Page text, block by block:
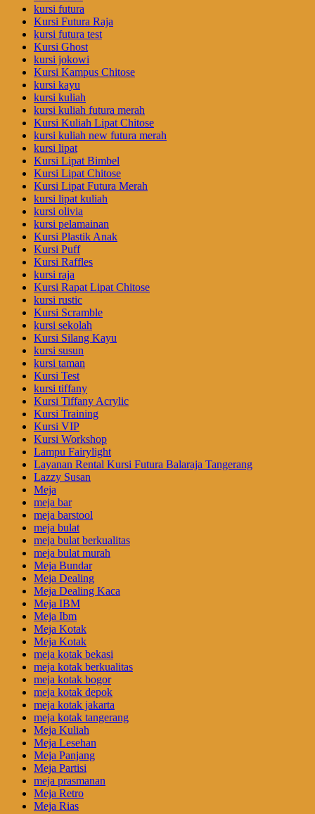
kursi futura
Kursi Futura Raja
kursi futura test
Kursi Ghost
kursi jokowi
Kursi Kampus Chitose
kursi kayu
kursi kuliah
kursi kuliah futura merah
Kursi Kuliah Lipat Chitose
kursi kuliah new futura merah
kursi lipat
Kursi Lipat Bimbel
Kursi Lipat Chitose
Kursi Lipat Futura Merah
kursi lipat kuliah
kursi olivia
kursi pelamainan
Kursi Plastik Anak
Kursi Puff
Kursi Raffles
kursi raja
Kursi Rapat Lipat Chitose
kursi rustic
Kursi Scramble
kursi sekolah
Kursi Silang Kayu
kursi susun
kursi taman
Kursi Test
kursi tiffany
Kursi Tiffany Acrylic
Kursi Training
Kursi VIP
Kursi Workshop
Lampu Fairylight
Layanan Rental Kursi Futura Balaraja Tangerang
Lazzy Susan
Meja
meja bar
meja barstool
meja bulat
meja bulat berkualitas
meja bulat murah
Meja Bundar
Meja Dealing
Meja Dealing Kaca
Meja IBM
Meja Ibm
Meja Kotak
Meja Kotak
meja kotak bekasi
meja kotak berkualitas
meja kotak bogor
meja kotak depok
meja kotak jakarta
meja kotak tangerang
Meja Kuliah
Meja Lesehan
Meja Panjang
Meja Partisi
meja prasmanan
Meja Retro
Meja Rias